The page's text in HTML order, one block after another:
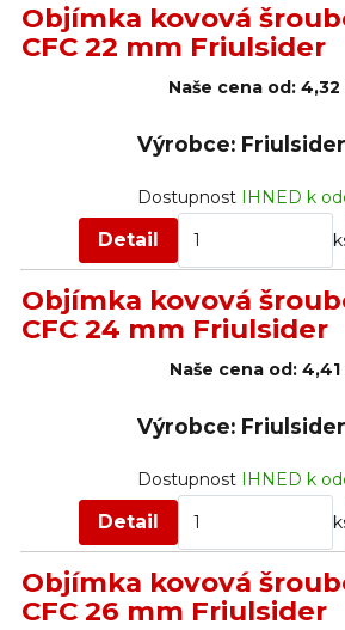
Objímka kovová
CFC 22 mm Friulsider
Naše cena od: 4,32
Výrobce:
DostupnostIHNED k
Detail
Objímka kovová
CFC 24 mm Friulsider
Naše cena od:4,41
Výrobce:
DostupnostIHNED k
Detail
Objímka kovová
CFC 26 mm Friulsider